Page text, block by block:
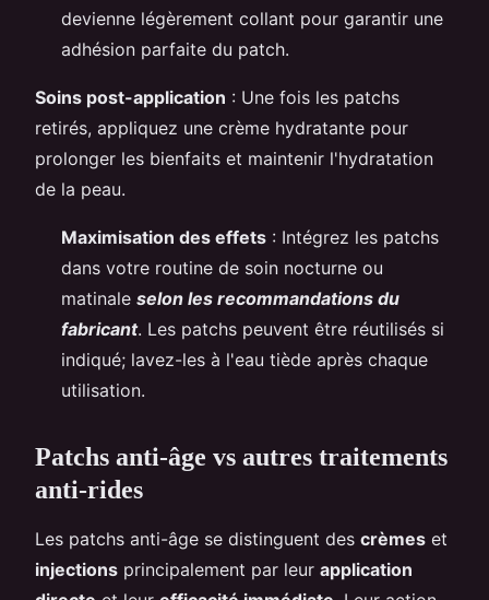
devienne légèrement collant pour garantir une
adhésion parfaite du patch.
Soins post-application : Une fois les patchs
retirés, appliquez une crème hydratante pour
prolonger les bienfaits et maintenir l'hydratation
de la peau.
Maximisation des effets : Intégrez les patchs
dans votre routine de soin nocturne ou
matinale selon les recommandations du
fabricant. Les patchs peuvent être réutilisés si
indiqué; lavez-les à l'eau tiède après chaque
utilisation.
Patchs anti-âge vs autres traitements
anti-rides
Les patchs anti-âge se distinguent des crèmes et
injections principalement par leur application